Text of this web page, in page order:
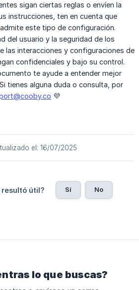
sigan ciertas reglas o envíen la
instrucciones, ten en cuenta que
este tipo de configuración.
del usuario y la seguridad de los
las interacciones y configuraciones de
confidenciales y bajo su control.
te ayude a entender mejor
tienes alguna duda o consulta, por
💜
el: 16/07/2025
útil? Sí No
lo que buscas?